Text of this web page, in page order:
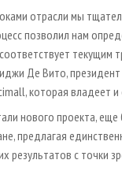
отрасли мы
позволил нам
Де Вито,
которая владеет и
нового проекта,
предлагая
результатов с точки